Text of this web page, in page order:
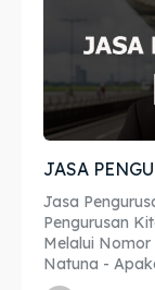
Apostille
Penerjemah
Asuransi
Apostille
Penerjemah
Asuransi
JASA
Jasa
Pengurusan
Melalui Nomor
Natuna -